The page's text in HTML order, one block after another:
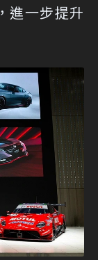
進一步提升